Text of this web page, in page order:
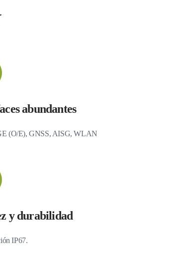
abundantes
(O/E), GNSS, AISG, WLAN
y durabilidad
IP67.